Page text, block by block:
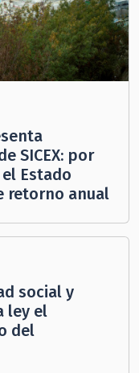
SICEX: por
Estado
retorno anual
social y
ley el
del